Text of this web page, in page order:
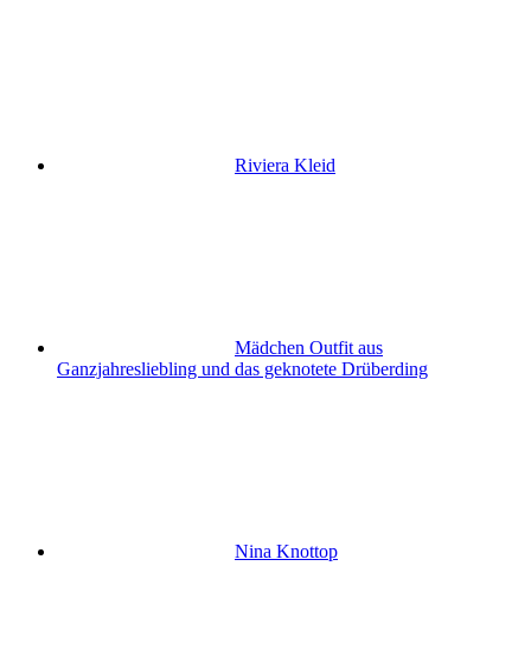
Riviera Kleid
Mädchen Outfit aus
Ganzjahresliebling und das geknotete Drüberding
Nina Knottop